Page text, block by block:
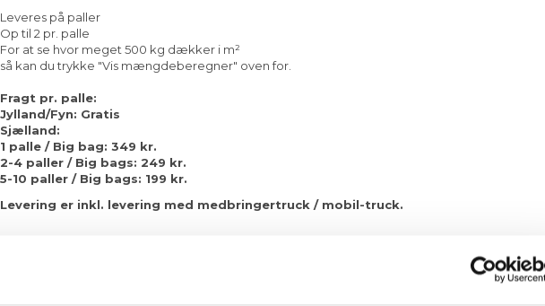
Leveres på paller
Op til 2 pr. palle
For at se hvor meget 500 kg dækker i m²
så kan du trykke "Vis mængdeberegner" oven for.
Fragt pr. palle:
Jylland/Fyn: Gratis
Sjælland:
1 palle / Big bag: 349 kr.
2-4 paller / Big bags: 249 kr.
5-10 paller / Big bags: 199 kr.
Levering er inkl. levering med medbringertruck / mobil-truck.